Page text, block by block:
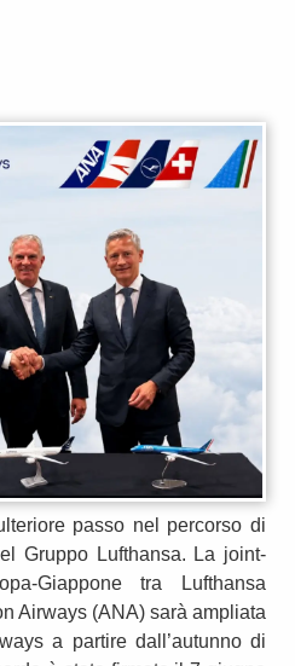
passo nel percorso di
Gruppo Lufthansa. La joint-
Giappone tra Lufthansa
Airways (ANA) sarà ampliata
a partire dall’autunno di